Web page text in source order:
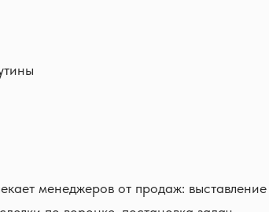
менеджеров от продаж: